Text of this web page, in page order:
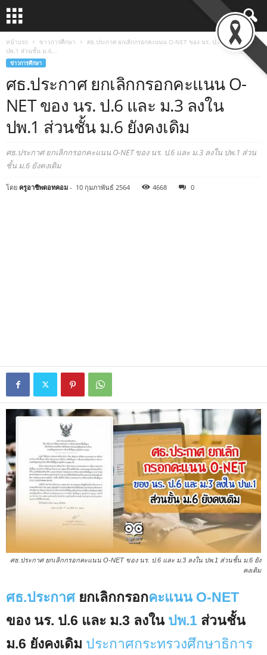
หน้าแรก ข่าวการศึกษา
ศธ.ประกาศ ยกเลิกกรอกคะแนน O-NET ของ นร. ป.6 และ ม.3 ลงใน
ปพ.1 ส่วนชั้น ม.6...
ข่าวการศึกษา
ศธ.ประกาศ ยกเลิกกรอกคะแนน O-
NET ของ นร. ป.6 และ ม.3 ลงใน
ปพ.1 ส่วนชั้น ม.6 ยังคงเดิม
ศธ.ประกาศ ยกเลิกกรอกคะแนน O-NET ของ นร. ป.6 และ ม.3 ลงใน ปพ.1 ส่วน
ชั้น ม.6 ยังคงเดิม
โดย ครูอาชีพดอทคอม - 10 กุมภาพันธ์ 2564 4668 0
ศธ.ประกาศ ยกเลิกกรอกคะแนน O-NET ของ นร. ป.6 และ ม.3 ลงใน ปพ.1 ส่วนชั้น ม.6 ยัง
คงเดิม
ศธ.ประกาศยกเลิกกรอกคะแนน O-NET
ของ นร. ป.6 และ ม.3 ลงใน ปพ.1 ส่วนชั้น
ม.6 ยังคงเดิม ประกาศกระทรวงศึกษาธิการ